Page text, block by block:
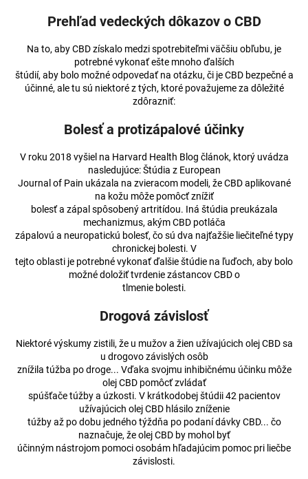
Prehľad vedeckých dôkazov o CBD
Na to, aby CBD získalo medzi spotrebiteľmi väčšiu obľubu, je
potrebné vykonať ešte mnoho ďalších
štúdií, aby bolo možné odpovedať na otázku, či je CBD bezpečné a
účinné, ale tu sú niektoré z tých, ktoré považujeme za dôležité
zdôrazniť:
Bolesť a protizápalové účinky
V roku 2018 vyšiel na Harvard Health Blog článok, ktorý uvádza
nasledujúce: Štúdia z European
Journal of Pain ukázala na zvieracom modeli, že CBD aplikované
na kožu môže pomôcť znížiť
bolesť a zápal spôsobený artritídou. Iná štúdia preukázala
mechanizmus, akým CBD potláča
zápalovú a neuropatickú bolesť, čo sú dva najťažšie liečiteľné typy
chronickej bolesti. V
tejto oblasti je potrebné vykonať ďalšie štúdie na ľuďoch, aby bolo
možné doložiť tvrdenie zástancov CBD o
tlmenie bolesti.
Drogová závislosť
Niektoré výskumy zistili, že u mužov a žien užívajúcich olej CBD sa
u drogovo závislých osôb
znížila túžba po droge... Vďaka svojmu inhibičnému účinku môže
olej CBD pomôcť zvládať
spúšťače túžby a úzkosti. V krátkodobej štúdii 42 pacientov
užívajúcich olej CBD hlásilo zníženie
túžby až po dobu jedného týždňa po podaní dávky CBD... čo
naznačuje, že olej CBD by mohol byť
účinným nástrojom pomoci osobám hľadajúcim pomoc pri liečbe
závislosti.